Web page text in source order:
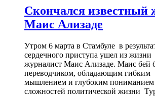
Скончался известный
Маис Ализаде
Утром 6 марта в Стамбуле в
сердечного приступа ушел из
журналист Маис Ализаде. Маис бей
переводчиком, обладающим гибким
мышлением и глубоким пониманием
сложностей политической жизни